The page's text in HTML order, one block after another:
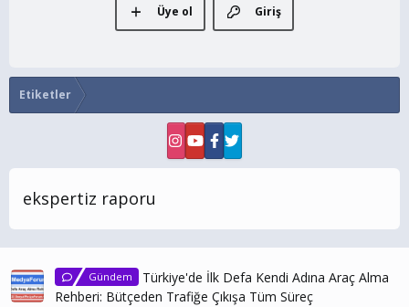
Giriş
Üye ol
Etiketler
ekspertiz raporu
Gündem
Türkiye'de İlk Defa Kendi Adına Araç Alma
Rehberi: Bütçeden Trafiğe Çıkışa Tüm Süreç